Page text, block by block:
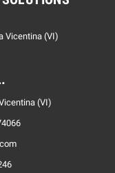
Vicentina (VI)
(VI)